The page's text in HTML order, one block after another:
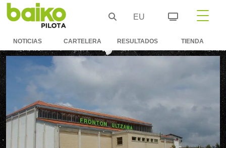
EU
NOTICIAS CARTELERA RESULTADOS TIENDA